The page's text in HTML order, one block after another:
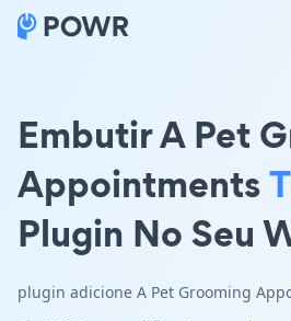
Embutir A Pet
Appointments
Plugin No Seu
plugin adicione A Pet Grooming